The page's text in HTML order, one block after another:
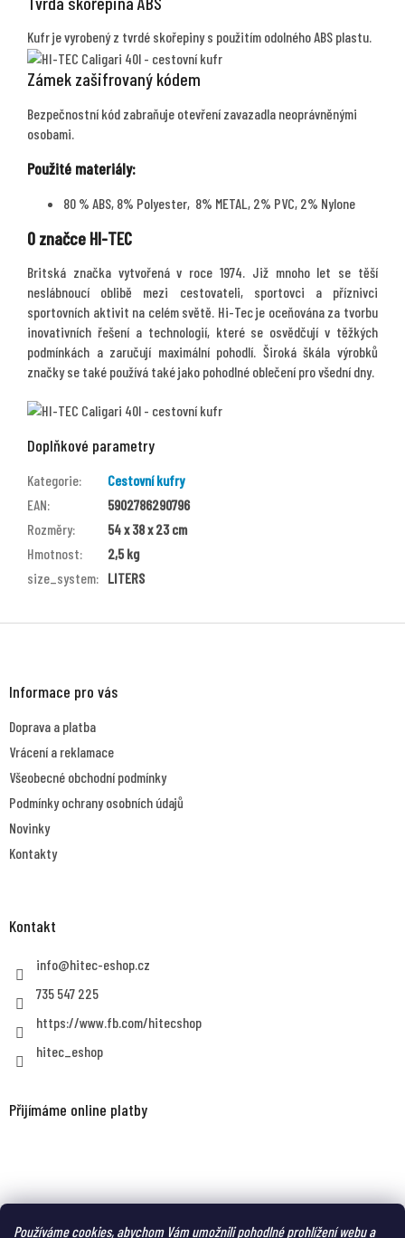
Používáme cookies, abychom Vám umožnili pohodlné prohlížení webu a
Kufr je vyrobený z tvrdé skořepiny s použitím odolného ABS plastu.
Zámek zašifrovaný kódem
Bezpečnostní kód zabraňuje otevření zavazadla neoprávněnými
osobami.
Použité materiály:
80 % ABS, 8% Polyester, 8% METAL, 2% PVC, 2% Nylone
O značce HI-TEC
Britská značka vytvořená v roce 1974. Již mnoho let se těší
neslábnoucí oblibě mezi cestovateli, sportovci a příznivci
sportovních aktivit na celém světě. Hi-Tec je oceňována za tvorbu
inovativních řešení a technologií, které se osvědčují v těžkých
podmínkách a zaručují maximální pohodlí. Široká škála výrobků
značky se také používá také jako pohodlné oblečení pro všední dny.
Doplňkové parametry
Kategorie:
Cestovní kufry
EAN:
5902786290796
Rozměry:
54 x 38 x 23 cm
Hmotnost:
2,5 kg
size_system: LITERS
Informace pro vás
Doprava a platba
Vrácení a reklamace
Všeobecné obchodní podmínky
Podmínky ochrany osobních údajů
Novinky
Kontakty
Kontakt
info@hitec-eshop.cz
735 547 225
https://www.fb.com/hitecshop
hitec_eshop
Přijímáme online platby
MAGNUM eshop - taktická obuv a oblečení pro náročné